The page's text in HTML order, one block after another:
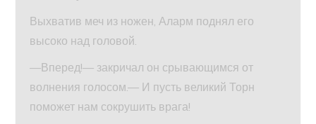
Выхватив меч из ножен, Аларм поднял его
высоко над головой.
—Вперед!— закричал он срывающимся от
волнения голосом.— И пусть великий Торн
поможет нам сокрушить врага!